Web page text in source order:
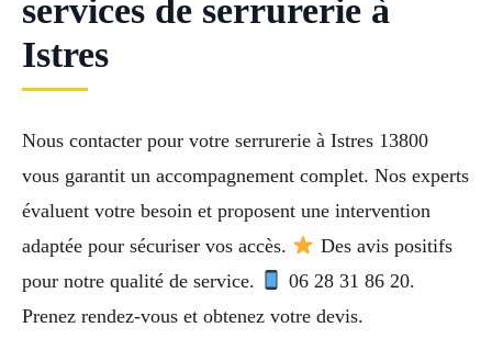
services de serrurerie à
Istres
Nous contacter pour votre serrurerie à Istres 13800
vous garantit un accompagnement complet. Nos experts
évaluent votre besoin et proposent une intervention
adaptée pour sécuriser vos accès.
Des avis positifs
pour notre qualité de service.
06 28 31 86 20.
Prenez rendez-vous et obtenez votre devis.